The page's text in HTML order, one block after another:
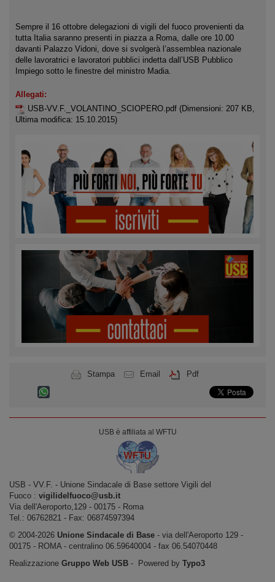
Sempre il 16 ottobre delegazioni di vigili del fuoco provenienti da
tutta Italia saranno presenti in piazza a Roma, dalle ore 10.00
davanti Palazzo Vidoni, dove si svolgerà l’assemblea nazionale
delle lavoratrici e lavoratori pubblici indetta dall’USB Pubblico
Impiego sotto le finestre del ministro Madia.
Allegati:
USB-VV.F._VOLANTINO_SCIOPERO.pdf (Dimensioni: 207 KB,
Ultima modifica: 15.10.2015)
Stampa Email Pdf
USB è affiliata al WFTU
USB ‐ VV.F. - Unione Sindacale di Base settore Vigili del
Fuoco : vigilidelfuoco@usb.it
Via dell'Aeroporto,129 ‐ 00175 ‐ Roma
Tel.: 06762821 ‐ Fax: 06874597394
© 2004-2026 Unione Sindacale di Base ‐ via dell'Aeroporto 129 -
00175 - ROMA - centralino 06.59640004 - fax 06.54070448
Realizzazione Gruppo Web USB ‐ Powered by Typo3